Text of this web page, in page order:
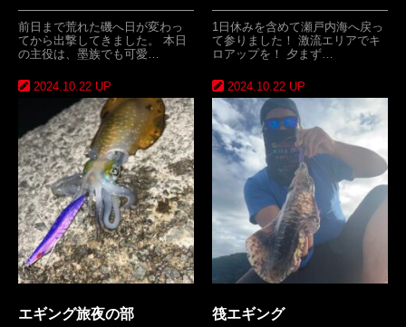
前日まで荒れた磯へ日が変わっ
てから出撃してきました。 本日
の主役は、墨族でも可愛…
1日休みを含めて瀬戸内海へ戻っ
て参りました！ 激流エリアでキ
ロアップを！ 夕まず…
2024.10.22 UP
エギング旅夜の部
2024.10.22 UP
筏エギング